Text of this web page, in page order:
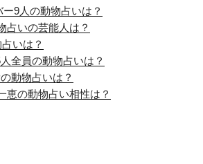
9人の動物占いは？
占いの芸能人は？
いは？
全員の動物占いは？
動物占いは？
恵の動物占い相性は？